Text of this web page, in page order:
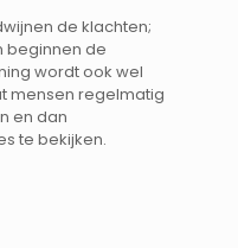
de klachten;
beginnen de
wordt ook wel
mensen regelmatig
en dan
te bekijken.